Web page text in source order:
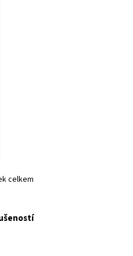
O
l
á
celkem